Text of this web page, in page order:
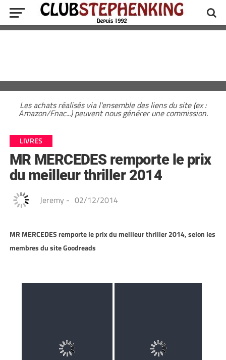
Les achats réalisés via l'ensemble des liens du site (ex :
Amazon/Fnac...) peuvent nous générer une commission.
LIVRES
MR MERCEDES remporte le prix
du meilleur thriller 2014
Jeremy - 02/12/2014
MR MERCEDES remporte le prix du meilleur thriller 2014, selon les
membres du site Goodreads